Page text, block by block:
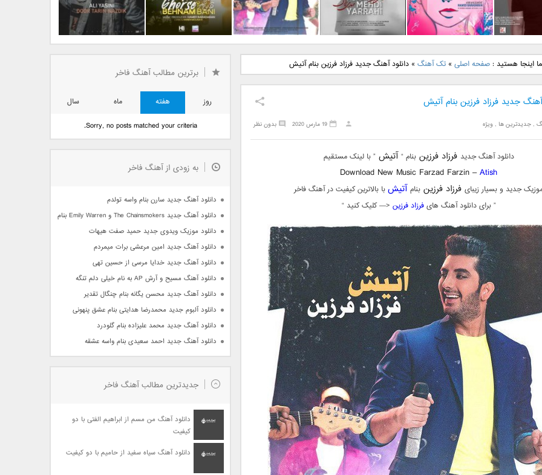
جدید رضا
بنام نگار
دانلود آهنگ جدید علی
لهراسبی بنام صورت
دانلود آهنگ جدید مهدی
یراحی بنام اسرار
دانلود آهنگ جدید فرزاد
فرزین بنام آتیش
بانی بنام قرص قمر 2
یاسینی بنام دورترین نزدیک
اینجا هستید :صفحه اصلی »تک آهنگ »دانلود آهنگ جدید فرزاد فرزین بنام آتیش
آهنگ جدید فرزاد فرزین بنام آتیش
,جدیدترین ها ,ویژه بدون نظر 19 مارس 2020
دانلود آهنگ جدید فرزاد فرزینبنام “آتیش” با لینک مستقیم
Download New Music Farzad Farzin –Atish
جدید و بسیار زیبای فرزاد فرزین بنام آتیشبا بالاترین کیفیت در آهنگ فاخر
” برای دانلود آهنگ هایفرزاد فرزین <— کلیک کنید “
برترین مطالب آهنگ فاخر
روز هفته ماه
سال
Sorry, no posts matched your criteria.
به زودی از آهنگ فاخر
دانلود آهنگ جدید سارن بنام واسه تولدم
دانلود آهنگ جدید The Chainsmokers و Emily Warren بنام Side Effects
دانلود موزیک ویدوی جدید حمید صفت هیهات
دانلود آهنگ جدید امین مرعشی برات میمردم
دانلود آهنگ جدید خدایا مرسی از حسین تهی
دانلود آهنگ مسیح و آرش AP به نام خیلی دلم تنگه
دانلود آهنگ جدید محسن یگانه بنام چنگال تقدیر
دانلود آلبوم جدید محمدرضا هدایتی بنام عشق پنهونی
دانلود آهنگ جدید محمد علیزاده بنام گلودرد
دانلود آهنگ جدید احمد سعیدی بنام واسه عشقه
جدیدترین مطالب آهنگ فاخر
دانلود آهنگ من مسم از ابراهیم الفتی با دو
کیفیت
دانلود آهنگ سیاه سفید از حامیم با دو کیفیت